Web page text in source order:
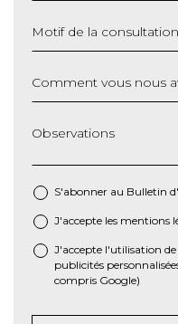
Motif de la consultation
Comment vous nous
Observations
S'abonner au Bulletin
* J'accepte les mentions
J'accepte l'utilisation
publicités
compris Google)